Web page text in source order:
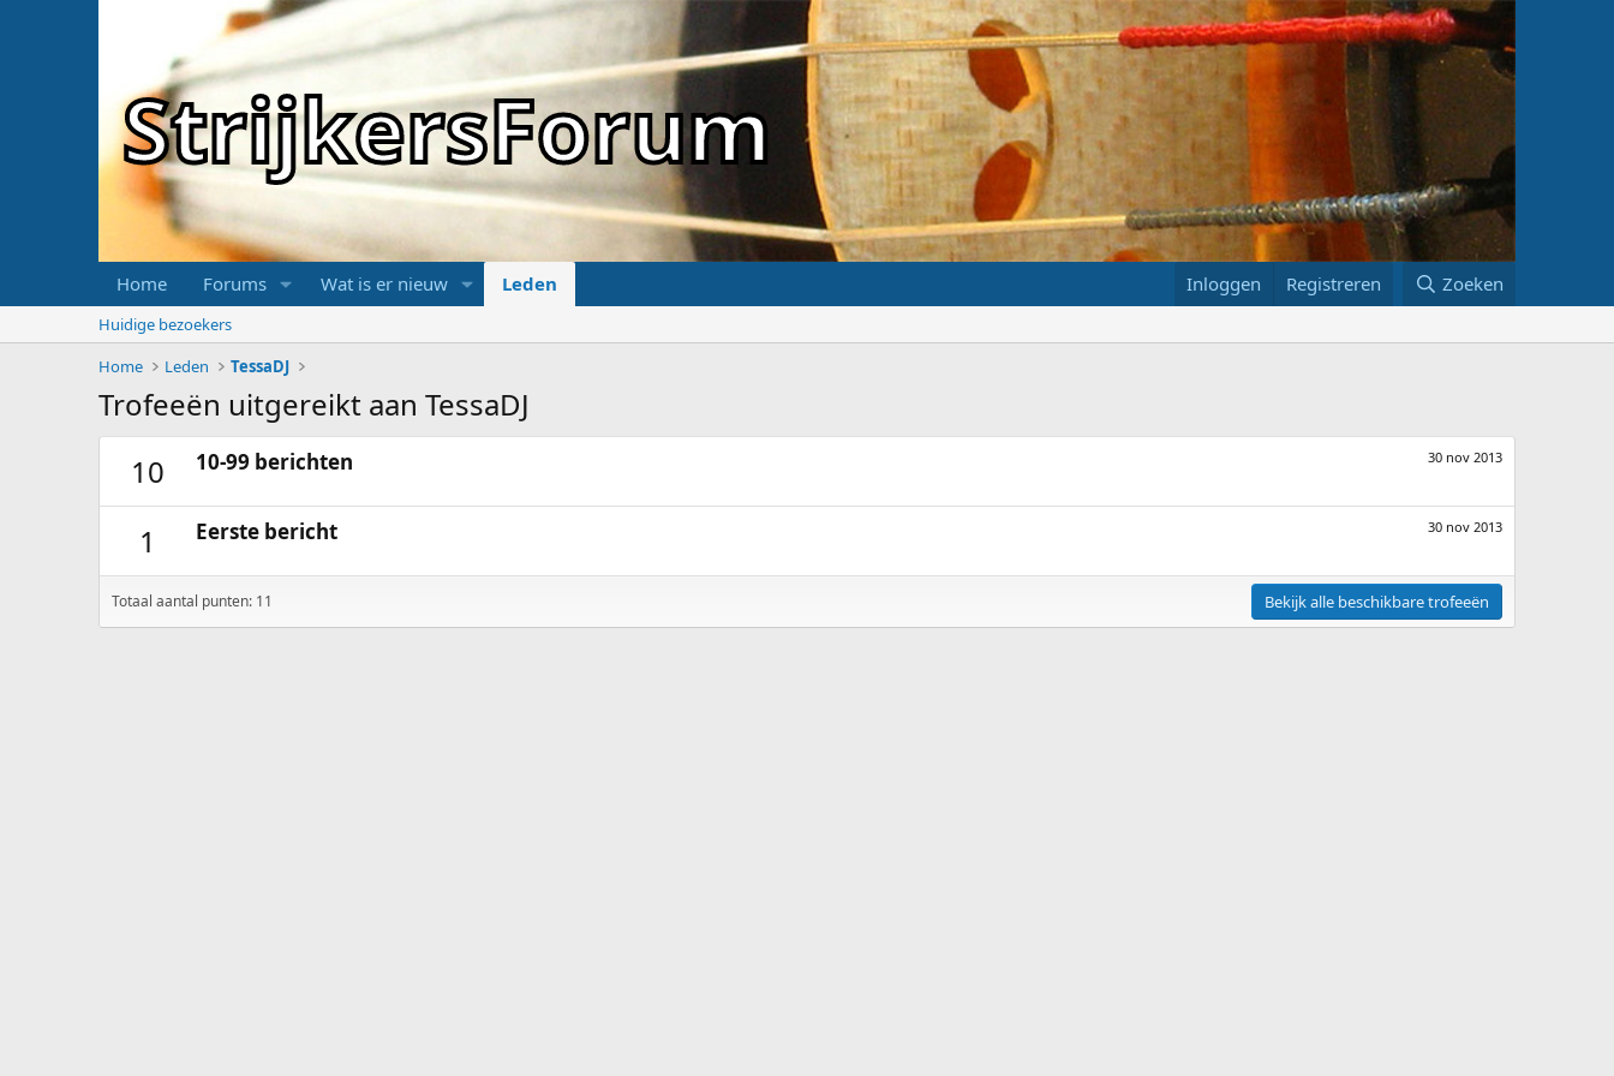
StrijkersForum
Home Forums Wat is er nieuw Leden Inloggen Registreren Zoeken
Huidige bezoekers
Home
Leden TessaDJ
Trofeeën uitgereikt aan TessaDJ
10
30 nov 2013
10-99 berichten
1 30 nov 2013
Eerste bericht
Totaal aantal punten: 11 Bekijk alle beschikbare trofeeën